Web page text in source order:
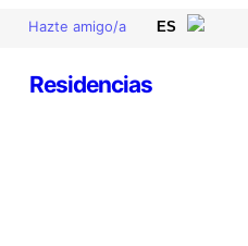
Hazte amigo/a
Residencias